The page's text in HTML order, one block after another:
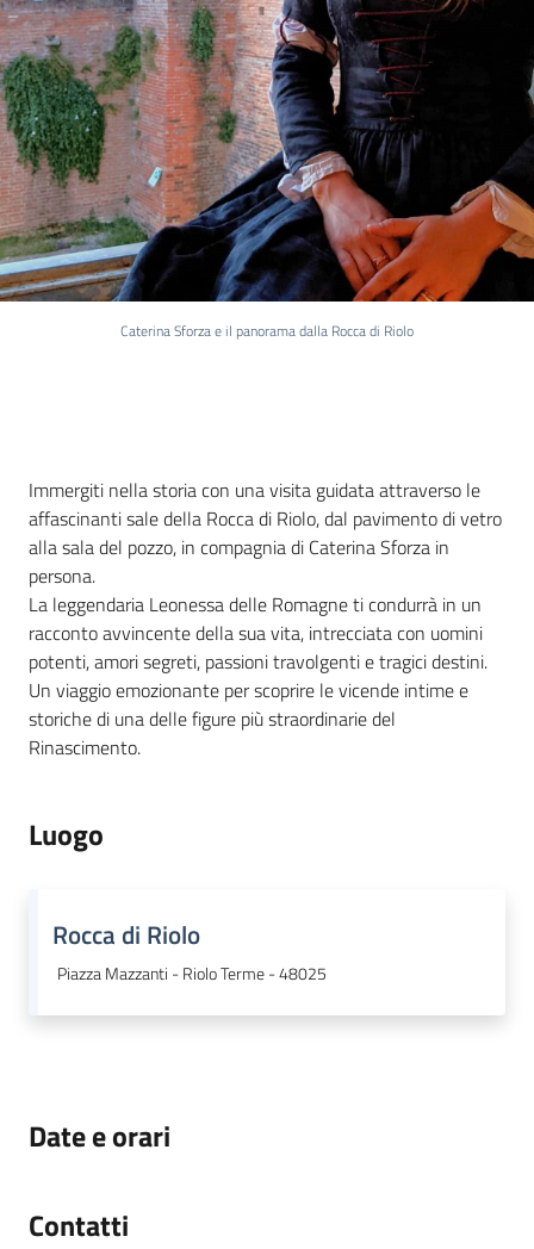
Caterina Sforza e il panorama dalla Rocca di Riolo
Cos'è
Immergiti nella storia con una visita guidata attraverso le
affascinanti sale della Rocca di Riolo, dal pavimento di vetro
alla sala del pozzo, in compagnia di Caterina Sforza in
persona.
La leggendaria Leonessa delle Romagne ti condurrà in un
racconto avvincente della sua vita, intrecciata con uomini
potenti, amori segreti, passioni travolgenti e tragici destini.
Un viaggio emozionante per scoprire le vicende intime e
storiche di una delle figure più straordinarie del
Rinascimento.
Luogo
Rocca di Riolo
Piazza Mazzanti - Riolo Terme - 48025
Date e orari
Contatti